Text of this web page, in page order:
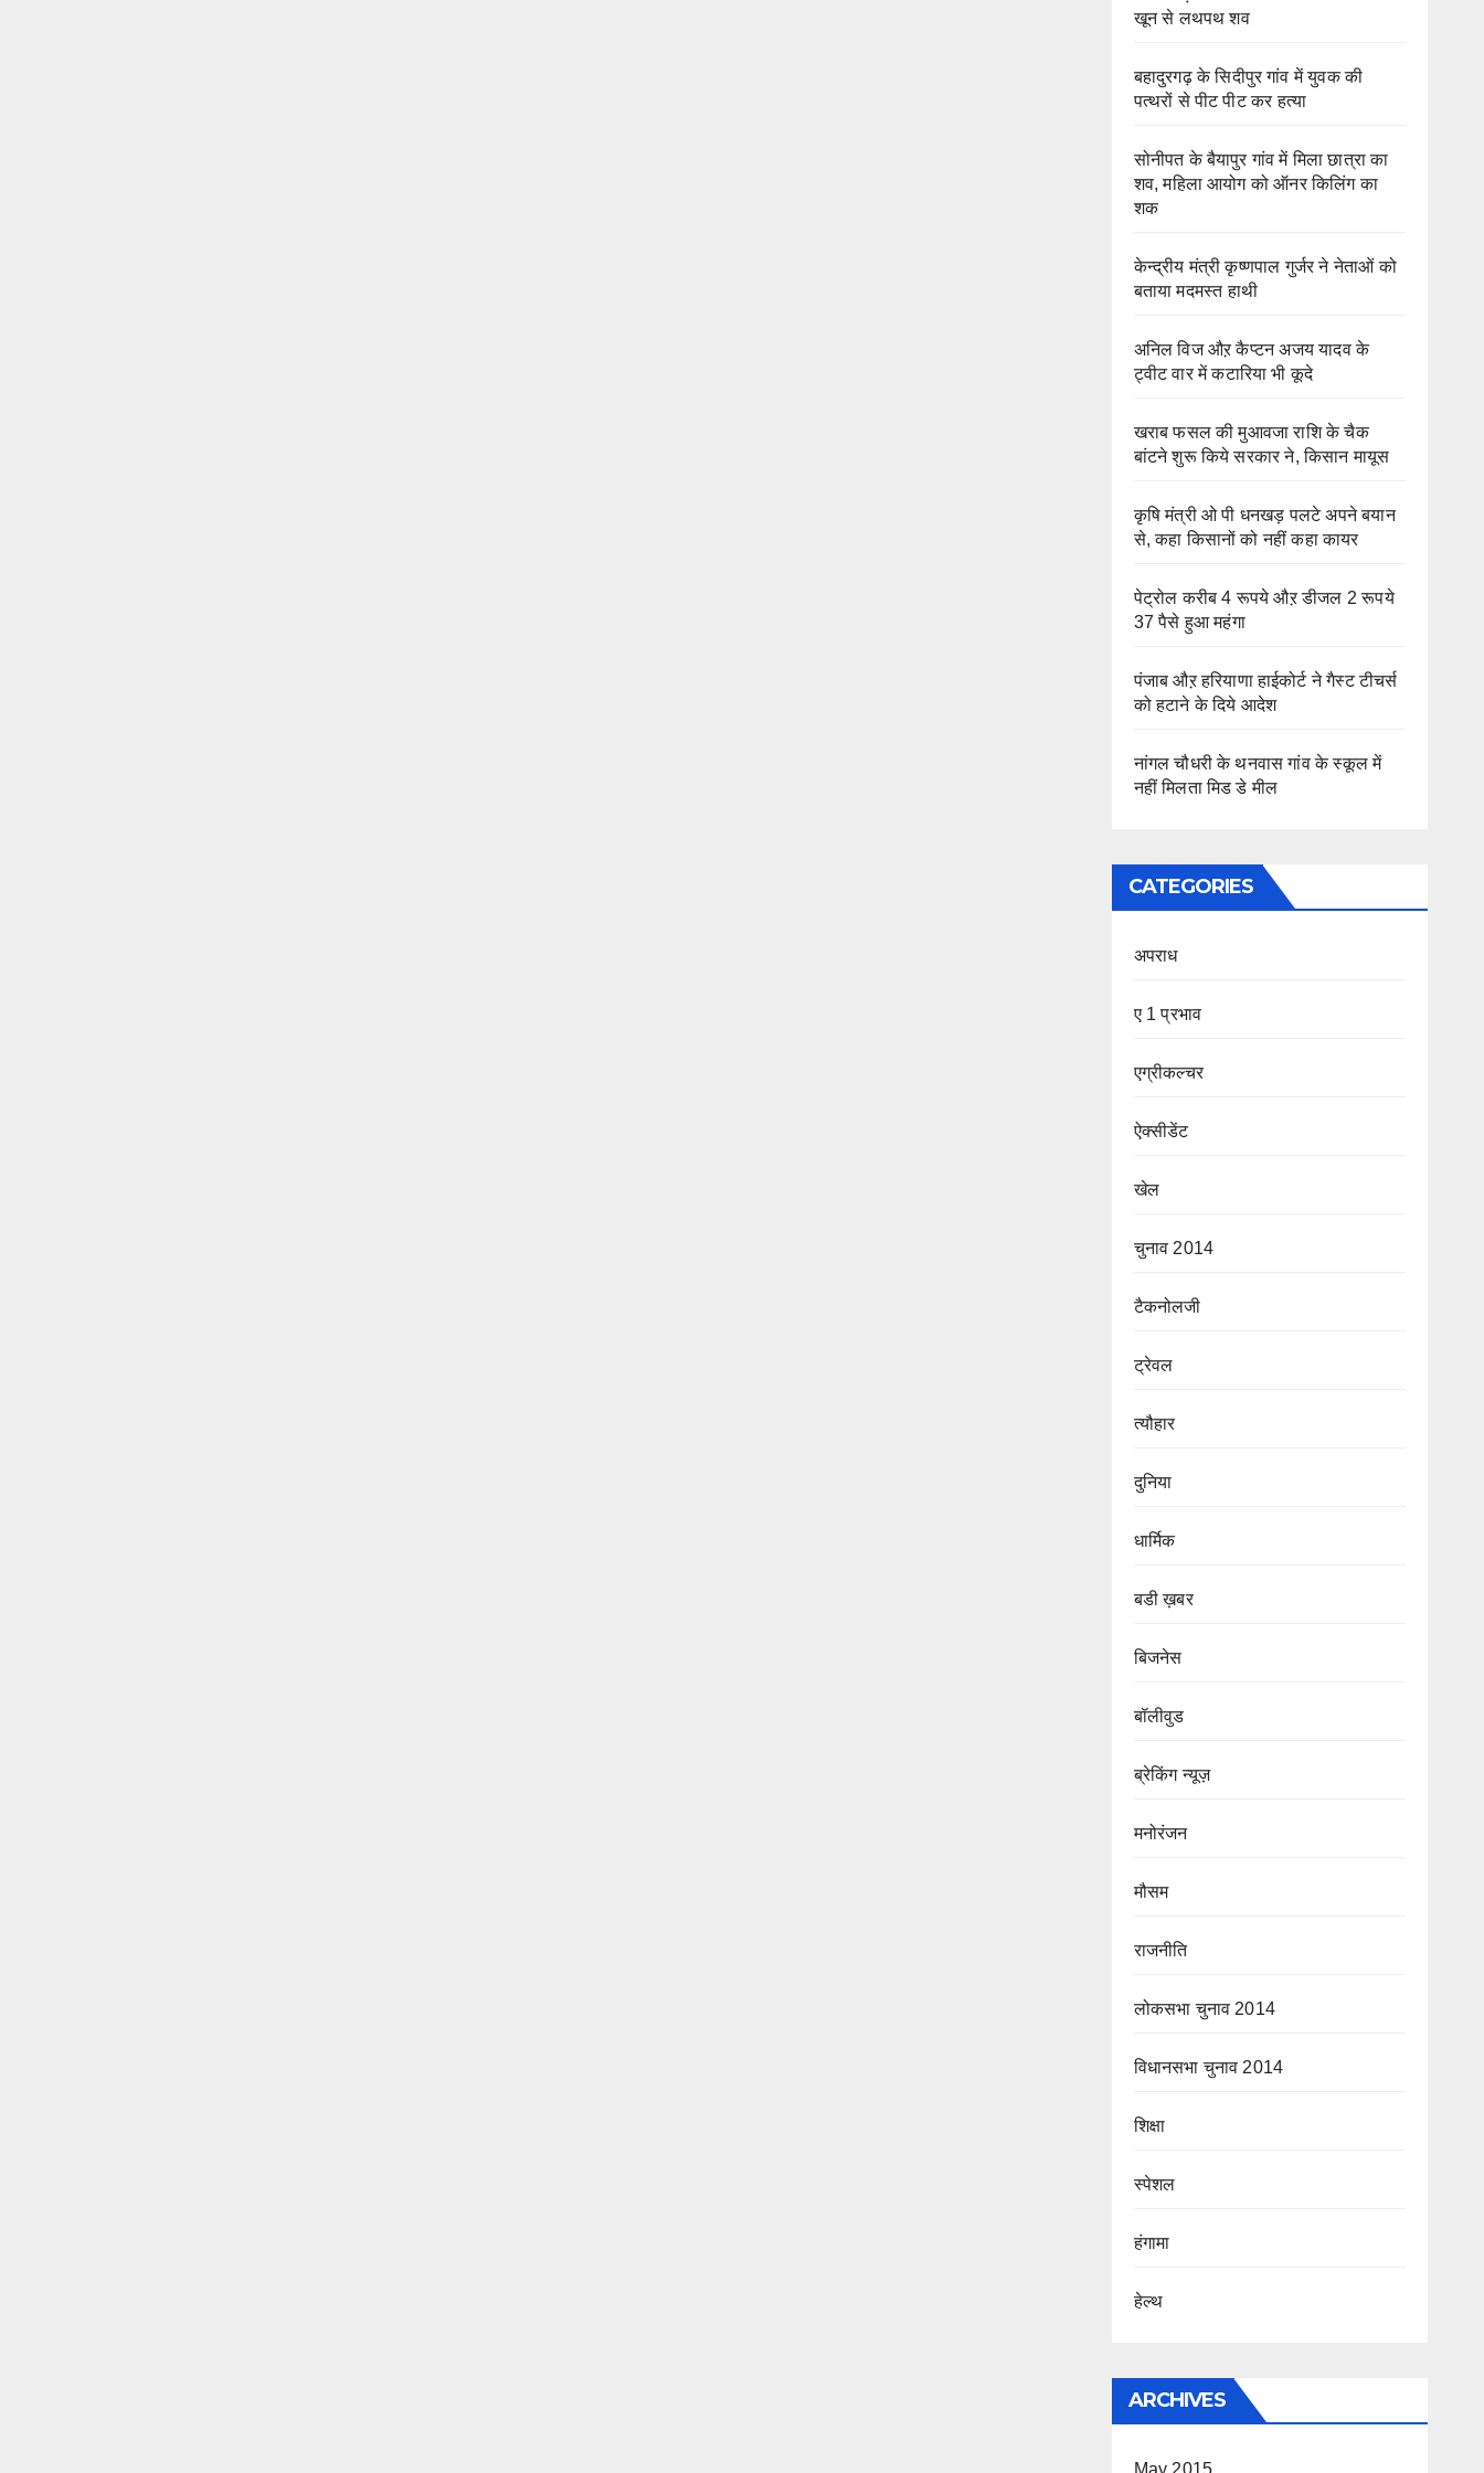
खून से लथपथ शव
बहादुरगढ़ के सिदीपुर गांव में युवक की
पत्थरों से पीट पीट कर हत्या
सोनीपत के बैयापुर गांव में मिला छात्रा का
शव, महिला आयोग को ऑनर किलिंग का
शक
केन्द्रीय मंत्री कृष्णपाल गुर्जर ने नेताओं को
बताया मदमस्त हाथी
अनिल विज औऱ कैप्टन अजय यादव के
ट्वीट वार में कटारिया भी कूदे
खराब फसल की मुआवजा राशि के चैक
बांटने शुरू किये सरकार ने, किसान मायूस
कृषि मंत्री ओ पी धनखड़ पलटे अपने बयान
से, कहा किसानों को नहीं कहा कायर
पेट्रोल करीब 4 रूपये औऱ डीजल 2 रूपये
37 पैसे हुआ महंगा
पंजाब औऱ हरियाणा हाईकोर्ट ने गैस्ट टीचर्स
को हटाने के दिये आदेश
नांगल चौधरी के थनवास गांव के स्कूल में
नहीं मिलता मिड डे मील
CATEGORIES
अपराध
ए 1 प्रभाव
एग्रीकल्चर
ऐक्सीडेंट
खेल
चुनाव 2014
टैकनोलजी
ट्रेवल
त्यौहार
दुनिया
धार्मिक
बडी ख़बर
बिजनेस
बॉलीवुड
ब्रेकिंग न्यूज़
मनोरंजन
मौसम
राजनीति
लोकसभा चुनाव 2014
विधानसभा चुनाव 2014
शिक्षा
स्पेशल
हंगामा
हेल्थ
ARCHIVES
May 2015